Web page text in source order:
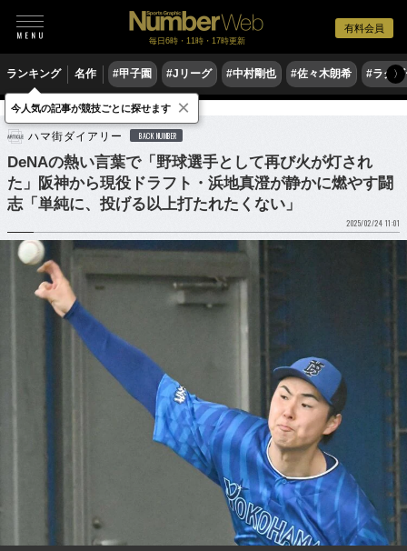
有料会員
毎日6時・11時・17時更新
ランキング 名作 #甲子園 #Jリーグ #中村剛也 #佐々木朗希 #ラグ〉
野球 プロ野球
ハマ街ダイアリー BACK NUMBER
DeNAの熱い言葉で「野球選手として再び火が灯され
た」阪神から現役ドラフト・浜地真澄が静かに燃やす闘
志「単純に、投げる以上打たれたくない」
2025/02/24 11:01
今人気の記事が競技ごとに探せます ×